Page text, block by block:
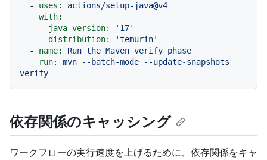
-
uses:
actions/setup-java@v4
with:
java-version:
'17'
distribution:
'temurin'
-
name: Run the Maven verify phase
run:
mvn --batch-mode
--update-snapshots
verify
依存関係のキャッシング
ワークフローの実行速度を上げるために、依存関係をキャ